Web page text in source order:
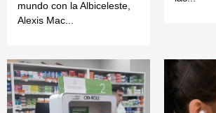
mundo con la Albiceleste,
Alexis Mac...